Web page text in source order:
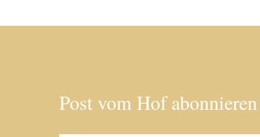
Post vom Hof abonnieren